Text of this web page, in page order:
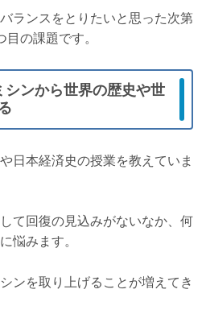
ランスをとりたいと思った次第
の課題です。
シンから世界の歴史や世
日本経済史の授業を教えていま
て回復の見込みがないなか、何
悩みます。
ンを取り上げることが増えてき